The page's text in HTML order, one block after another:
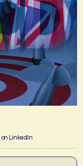
LinkedIn